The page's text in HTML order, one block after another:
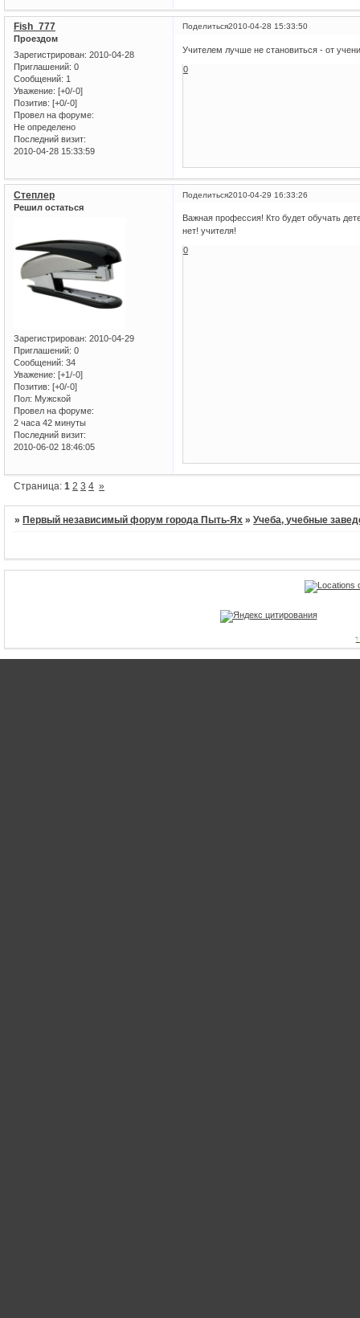
Поделиться2010-04-28 15:33:50
Fish_777
Проездом
Зарегистрирован: 2010-04-28
Приглашений: 0
Сообщений: 1
Уважение: [+0/-0]
Позитив: [+0/-0]
Провел на форуме:
Не определено
Последний визит:
2010-04-28 15:33:59
Учителем лучше не становиться - от
0
Поделиться2010-04-29 16:33:26
Степлер
Решил остаться
Зарегистрирован: 2010-04-29
Приглашений: 0
Сообщений: 34
Уважение: [+1/-0]
Позитив: [+0/-0]
Пол: Мужской
Провел на форуме:
2 часа 42 минуты
Последний визит:
2010-06-02 18:46:05
Важная профессия! Кто будет обучать
нет! учителя!
0
Страница:1 2 3 4 »
»Первый независимый форум города Пыть-Ях »Учеба, учебные